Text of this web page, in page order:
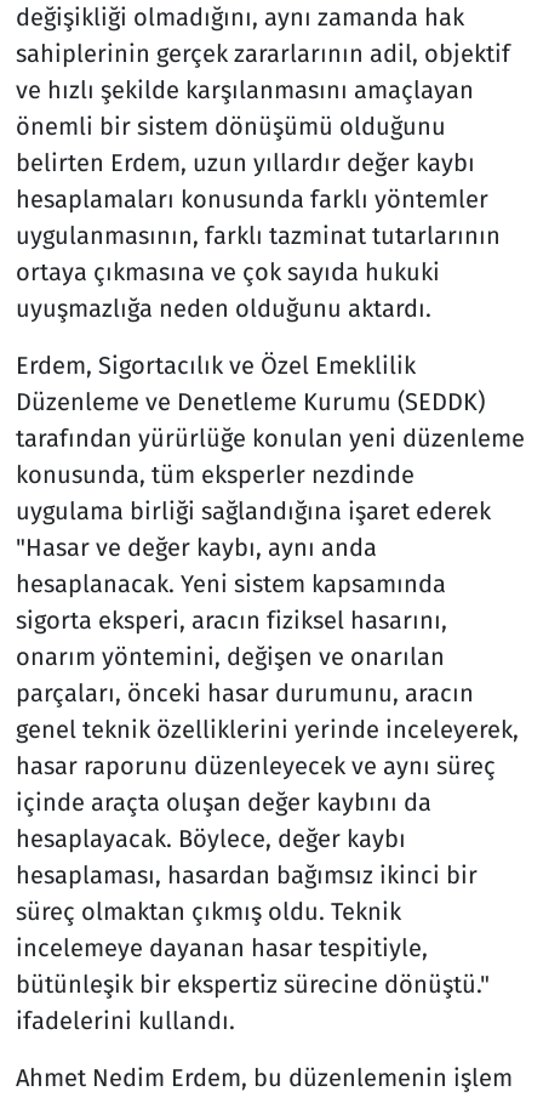
değişikliği olmadığını, aynı zamanda hak
sahiplerinin gerçek zararlarının adil, objektif
ve hızlı şekilde karşılanmasını amaçlayan
önemli bir sistem dönüşümü olduğunu
belirten Erdem, uzun yıllardır değer kaybı
hesaplamaları konusunda farklı yöntemler
uygulanmasının, farklı tazminat tutarlarının
ortaya çıkmasına ve çok sayıda hukuki
uyuşmazlığa neden olduğunu aktardı.
Erdem, Sigortacılık ve Özel Emeklilik
Düzenleme ve Denetleme Kurumu (SEDDK)
tarafından yürürlüğe konulan yeni düzenleme
konusunda, tüm eksperler nezdinde
uygulama birliği sağlandığına işaret ederek
"Hasar ve değer kaybı, aynı anda
hesaplanacak. Yeni sistem kapsamında
sigorta eksperi, aracın fiziksel hasarını,
onarım yöntemini, değişen ve onarılan
parçaları, önceki hasar durumunu, aracın
genel teknik özelliklerini yerinde inceleyerek,
hasar raporunu düzenleyecek ve aynı süreç
içinde araçta oluşan değer kaybını da
hesaplayacak. Böylece, değer kaybı
hesaplaması, hasardan bağımsız ikinci bir
süreç olmaktan çıkmış oldu. Teknik
incelemeye dayanan hasar tespitiyle,
bütünleşik bir ekspertiz sürecine dönüştü."
ifadelerini kullandı.
Ahmet Nedim Erdem, bu düzenlemenin işlem